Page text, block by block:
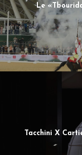
Le
Tacchini X